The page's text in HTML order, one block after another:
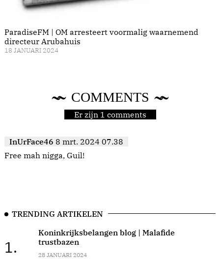
ParadiseFM | OM arresteert voormalig waarnemend
directeur Arubahuis
18 JANUARI 2024
COMMENTS
Er zijn 1 comments
InUrFace46 8 mrt. 2024 07.38
Free mah nigga, Guil!
TRENDING ARTIKELEN
1.
Koninkrijksbelangen blog | Malafide
trustbazen
28 JANUARI 2024